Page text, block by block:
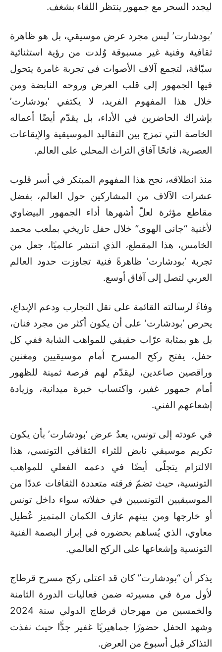
ليجدد السحر مع جمهور ينتظر اللقاء بشغف.
‘بودشارت’ ليس مجرد عرض موسيقي، بل هو ظاهرة
ثقافية وفنية غير مسبوقة وُلدت من رؤية استثنائية
سبّاقة، لتجمع آلاف الأصوات في تجربة غامرة يتحول
فيها الجمهور إلى قلب العرض وروحه النابضة ومن
خلال هذا المفهوم الفريد، لا يكتفي ‘بودشارت’
بإشراك الحاضرين في الأداء، بل يقدّم أيضًا أعماله
الخاصة التي تمزج بين التقاليد الموسيقية والإيقاعات
العصرية، فاتحًا آفاق التراث المحلي على العالم.
منذ انطلاقه، نجح هذا المفهوم المبتكر في أسر قلوب
عشرات الآلاف من المشاركين حول العالم، بفضل
مقاطع مؤثرة لعلّ أشهرها أداء الجمهور البيضاوي
لأغنية “جانى الهوى” خلال حفل تاريخي بملعب محمد
الخامس، هذا المقطع، الذي انتشر عالميًا، جعل من
تجربة ‘بودشارت’ ظاهرةً فنية تجاوزت حدود العالم
العربي لتصل إلى آفاق أوسع.
وفاءً لرسالته القائمة على نقل التجارب ودعم الإبداع،
يحرص ‘بودشارت’ على أن يكون أكثر من مجرد فنان،
بل هو بمثابة عرّاب حقيقي للمواهب الشابة ففي كل
حفل، يفتح ركح المسرح أمام موسيقيين ومغنين
وراقصين صاعدين، ليقدّم لهم فرصة ثمينة للظهور
أمام جمهور غفير، واكتساب خبرة ميدانية، وزيادة
إشعاعهم الفني.
في عودته إلى تونس، يعدُ عرض ‘بودشارت’ بأن يكون
تكريم موسيقي نابض للثراء الثقافي التونسي، هذا
الالتزام يتجلّى أيضًا في دعمه الفعلي للمواهب
التونسية، حيث تضمّ فرقته متعددة الثقافات عددًا من
الموسيقيين التونسيين في حفلاته سواء داخل تونس
أو خارجها ومن بينهم عازف الكمان المتميز عُطيل
معاوي، الذي يُساهم بحضوره في إبراز البصمة الفنية
التونسية وإشعاعها على الركح العالمي.
يذكر أن “بودشارت” كان قد اعتلى ركح مسرح قرطاج
لأول مرة في مسيرته ضمن فعاليات الدورة الثامنة
والخمسين من مهرجان قرطاج الدولي سنة 2024
وشهد الحفل حضورًا جماهيريًا غفير جدًّا حيث نفذت
التذاكر قبل أسبوع من العرض.